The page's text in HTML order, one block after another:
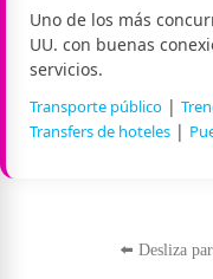
Uno de los más
UU. con buenas
servicios.
Transporte público |
Transfers de hoteles |
⬅️ Desliza